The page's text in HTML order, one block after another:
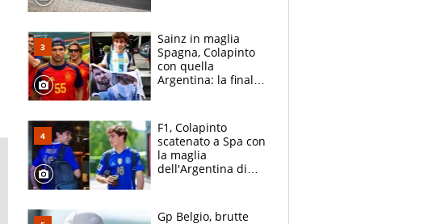
Sainz in maglia
Spagna, Colapinto
con quella
Argentina: la finale
vede l'ora
F1, Colapinto
scatenato a Spa con
la maglia
dell'Argentina di
le parolacce"
Gp Belgio, brutte